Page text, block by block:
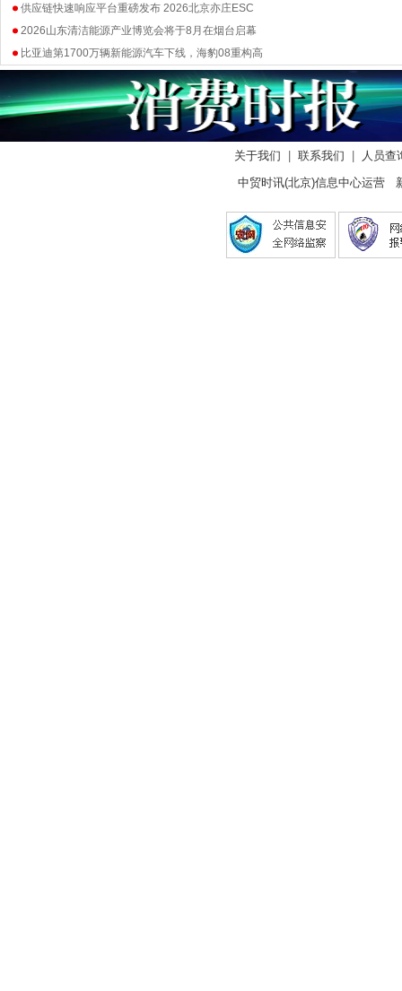
供应链快速响应平台重磅发布 2026北京亦庄ESC
2026山东清洁能源产业博览会将于8月在烟台启幕
比亚迪第1700万辆新能源汽车下线，海豹08重构高
关于我们 | 联系我们 |
人员查
中贸时讯(北京)信息中心运营